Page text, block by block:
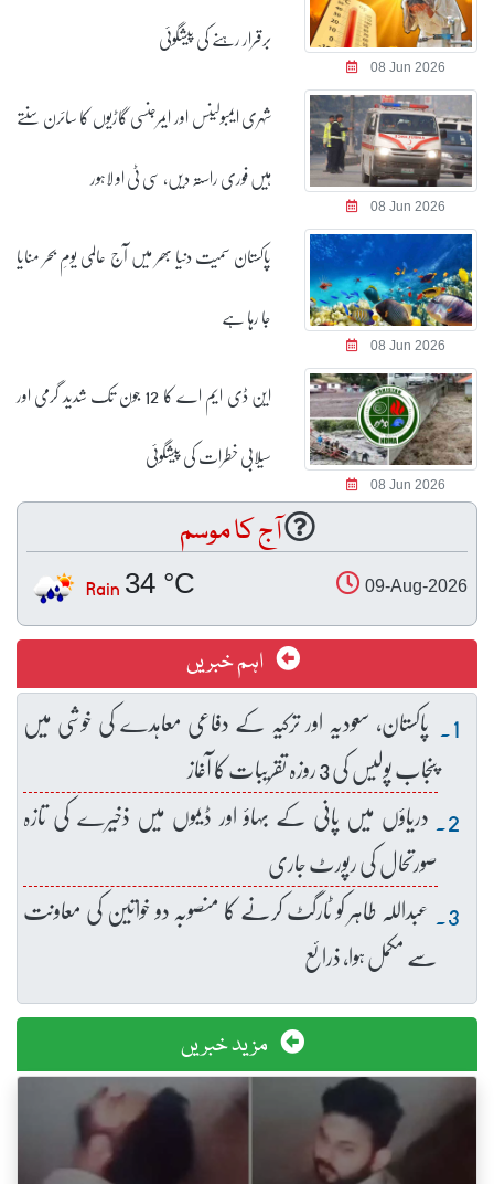
08 Jun 2026
برقرار رہنے کی پیشگوئی
08 Jun 2026
شہری ایمبولینس اور ایمرجنسی گاڑیوں کا سائرن سنتے
ہیں فوری راستہ دیں، سی ٹی او لاہور
08 Jun 2026
پاکستان سمیت دنیا بھر میں آج عالمی یومِ بحر منایا
جا رہا ہے
08 Jun 2026
این ڈی ایم اے کا 12 جون تک شدید گرمی اور
سیلابی خطرات کی پیشگوئی
آج کا موسم
09-Aug-2026
34 °C
Rain
اہم خبریں
پاکستان، سعودیہ اور ترکیہ کے دفاعی معاہدے کی خوشی میں
پنجاب پولیس کی 3 روزہ تقریبات کا آغاز
دریاؤں میں پانی کے بہاؤ اور ڈیموں میں ذخیرے کی تازہ
صورتحال کی رپورٹ جاری
عبداللہ طاہر کو ٹارگٹ کرنے کا منصوبہ دو خواتین کی معاونت
سے مکمل ہوا، ذرائع
مزید خبریں